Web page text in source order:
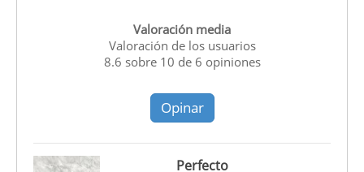
Valoración media
Valoración de los usuarios
8.6 sobre 10 de 6 opiniones
Opinar
Perfecto